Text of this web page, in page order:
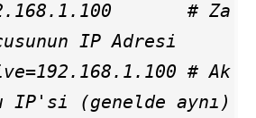
# Za
IP Adresi
# Ak
IP'si (genelde aynı)